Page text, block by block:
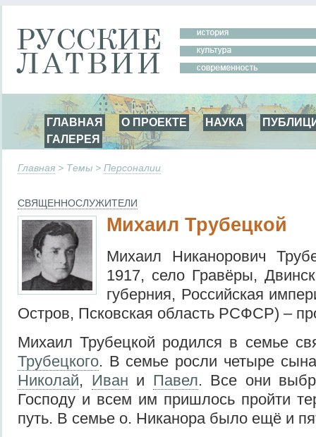
ГЛАВНАЯ О ПРОЕКТЕ НАУКА
ГАЛЕРЕЯ
Главная > Темы > Персоналии
СВЯЩЕННОСЛУЖИТЕЛИ
Михаил Трубецкой
Михаил Никанорович
1917, село Гравёры,
губерния, Российская
Остров, Псковская область РСФСР) –
Михаил Трубецкой родился в семье
Трубецкого. В семье росли четыре
Николай, Иван и Павел. Все они
Господу и всем им пришлось пройти
путь. В семье о. Никанора было ещё и